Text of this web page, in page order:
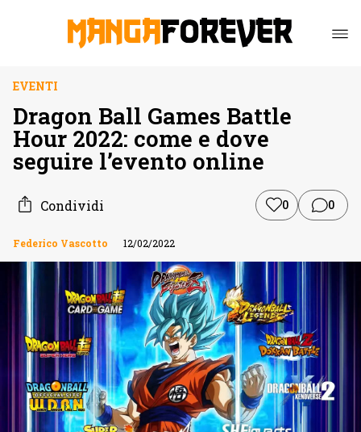
EVENTI
Dragon Ball Games Battle
Hour 2022: come e dove
seguire l’evento online
Condividi 0 0
Federico Vascotto 12/02/2022